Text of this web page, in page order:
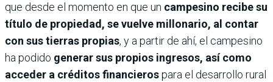
que desde el momento en que un campesino recibe su
título de propiedad, se vuelve millonario, al contar
con sus tierras propias, y a partir de ahí, el campesino
ha podido generar sus propios ingresos, así como
acceder a créditos financierospara el desarrollo rural